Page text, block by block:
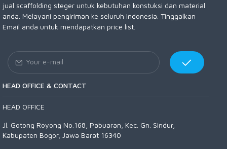
jual scaffolding steger untuk kebutuhan konstuksi dan material
anda. Melayani pengiriman ke seluruh Indonesia. Tinggalkan
Email anda untuk mendapatkan price list.
HEAD OFFICE & CONTACT
HEAD OFFICE
Jl. Gotong Royong No.168, Pabuaran, Kec. Gn. Sindur,
Kabupaten Bogor, Jawa Barat 16340